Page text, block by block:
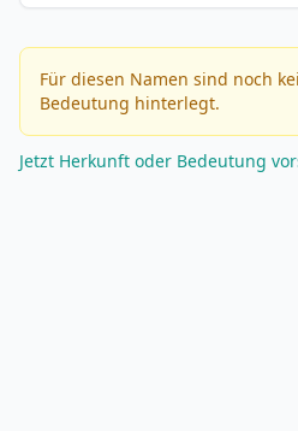
Für diesen Namen sind noch
Bedeutung hinterlegt.
Jetzt Herkunft oder Bedeutung